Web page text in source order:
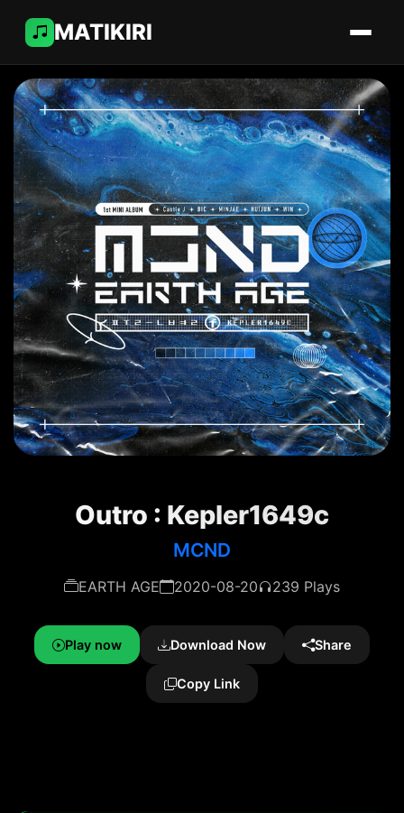
MATIKIRI
Outro : Kepler1649c
MCND
EARTH AGE 2020-08-20 239 Plays
Play now Download Now Share
Copy Link